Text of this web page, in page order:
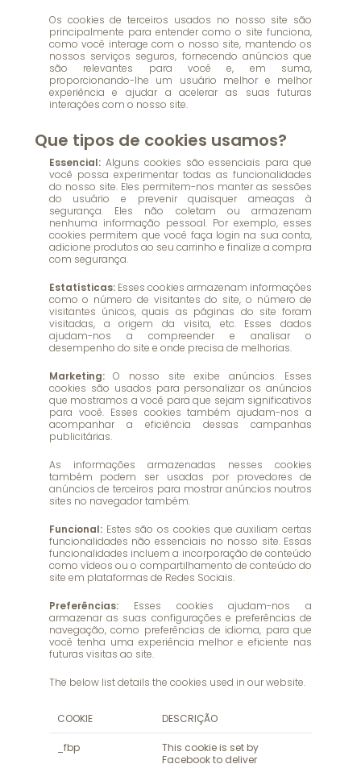
Os cookies de terceiros usados no nosso site são
principalmente para entender como o site funciona,
como você interage com o nosso site, mantendo os
nossos serviços seguros, fornecendo anúncios que
são relevantes para você e, em suma,
proporcionando-lhe um usuário melhor e melhor
experiência e ajudar a acelerar as suas futuras
interações com o nosso site.
Que tipos de cookies usamos?
Essencial:Alguns cookies são essenciais para que
você possa experimentar todas as funcionalidades
do nosso site. Eles permitem-nos manter as sessões
do usuário e prevenir quaisquer ameaças à
segurança. Eles não coletam ou armazenam
nenhuma informação pessoal. Por exemplo, esses
cookies permitem que você faça login na sua conta,
adicione produtos ao seu carrinho e finalize a compra
com segurança.
Estatísticas:Esses cookies armazenam informações
como o número de visitantes do site, o número de
visitantes únicos, quais as páginas do site foram
visitadas, a origem da visita, etc. Esses dados
ajudam-nos a compreender e analisar o
desempenho do site e onde precisa de melhorias.
Marketing:O nosso site exibe anúncios. Esses
cookies são usados ​​para personalizar os anúncios
que mostramos a você para que sejam significativos
para você. Esses cookies também ajudam-nos a
acompanhar a eficiência dessas campanhas
publicitárias.
As informações armazenadas nesses cookies
também podem ser usadas por provedores de
anúncios de terceiros para mostrar anúncios noutros
sites no navegador também.
Funcional:Estes são os cookies que auxiliam certas
funcionalidades não essenciais no nosso site. Essas
funcionalidades incluem a incorporação de conteúdo
como vídeos ou o compartilhamento de conteúdo do
site em plataformas de Redes Sociais.
Preferências:Esses cookies ajudam-nos a
armazenar as suas configurações e preferências de
navegação, como preferências de idioma, para que
você tenha uma experiência melhor e eficiente nas
futuras visitas ao site.
The below list details the cookies used in our website.
COOKIE DESCRIÇÃO
_fbp
This cookie is set by
Facebook to deliver